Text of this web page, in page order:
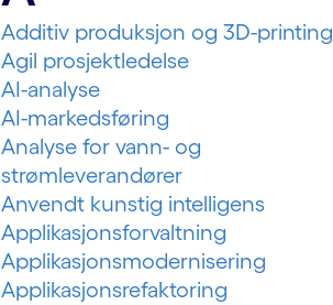
Additiv produksjon og 3D-printing
Agil prosjektledelse
AI-analyse
AI-markedsføring
Analyse for vann- og
strømleverandører
Anvendt kunstig intelligens
Applikasjonsforvaltning
Applikasjonsmodernisering
Applikasjonsrefaktoring